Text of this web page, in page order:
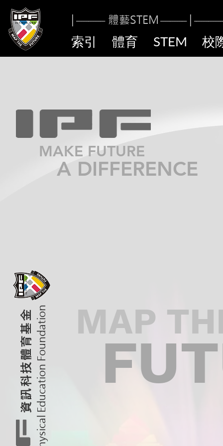
------------體藝STEM----------- ------------
索引 體育 STEM 校
MAP
資訊科技體育基金CT-in-Physical Education Foundation
MAKE FUTURE
A DIFFERENCE​